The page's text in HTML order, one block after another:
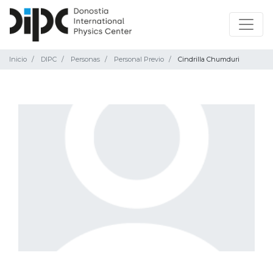
Inicio DIPC Personas Personal Previo Cindrilla Chumduri